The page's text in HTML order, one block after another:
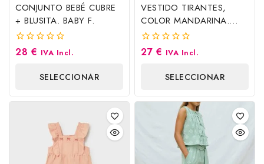
CONJUNTO BEBÉ CUBRE
+ BLUSITA. BABY F.
0
28 € IVA Incl.
SELECCIONAR
OPCIONES
VESTIDO TIRANTES,
COLOR MANDARINA.
MAYORAL
0
27 € IVA Incl.
SELECCIONAR
OPCIONES